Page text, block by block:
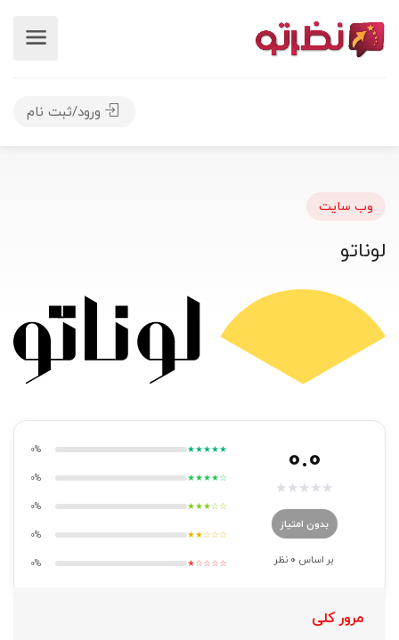
ورود/ثبت نام
وب سایت
لوناتو
0.0
★
★
★
★
★
بدون امتیاز
بر اساس 0 نظر
★★★★★
0%
★★★★☆
0%
★★★☆☆
0%
★★☆☆☆
0%
★☆☆☆☆
0%
مرور کلی